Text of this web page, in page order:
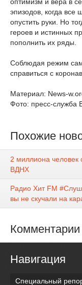
эпизодов, когда все
опустить руки. Но
героев и истинных
пополнить их ряды.
Соблюдая режим
справиться с
Материал: News-
Фото: пресс-служба
Похожие
2 миллиона
ВДНХ
Радио Хит FM
вы не скучали на
Комментарии
Навигация
Специальный